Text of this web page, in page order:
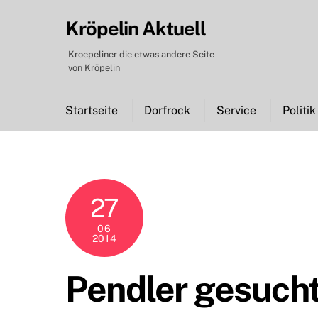
Kröpelin Aktuell
Kroepeliner die etwas andere Seite
von Kröpelin
Startseite Dorfrock Service Politik
27
06
2014
Pendler